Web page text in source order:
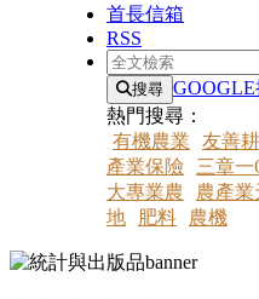
首長信箱
RSS
全文檢索
搜尋
熱門搜尋：
有機農業
友善
產業保險
三章一
大專業農
農產業
地
肥料 農機